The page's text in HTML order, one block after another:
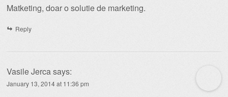
Matketing, doar o solutie de marketing.
Reply
Vasile Jercasays:
January 13, 2014 at 11:36 pm